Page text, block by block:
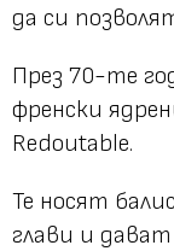
да си
През 70-те
френски
Redoutable.
Те носят
глави и